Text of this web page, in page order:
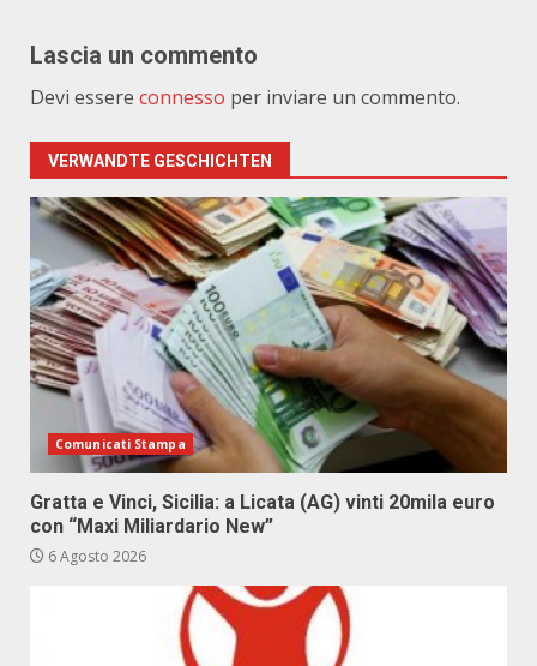
Lascia un commento
Devi essere connesso per inviare un commento.
VERWANDTE GESCHICHTEN
Comunicati Stampa
Gratta e Vinci, Sicilia: a Licata (AG) vinti 20mila euro
con “Maxi Miliardario New”
6 Agosto 2026